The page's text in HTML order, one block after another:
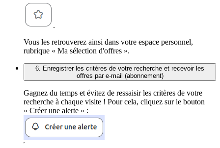
.
Vous les retrouverez ainsi dans votre espace personnel,
rubrique « Ma sélection d'offres ».
6. Enregistrer les critères de votre recherche et recevoir les
offres par e-mail (abonnement)
Gagnez du temps et évitez de ressaisir les critères de votre
recherche à chaque visite ! Pour cela, cliquez sur le bouton
« Créer une alerte » :